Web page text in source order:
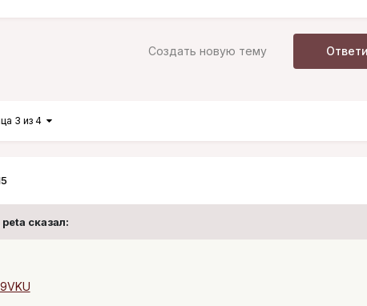
Создать новую тему
3 из 4
сказал: